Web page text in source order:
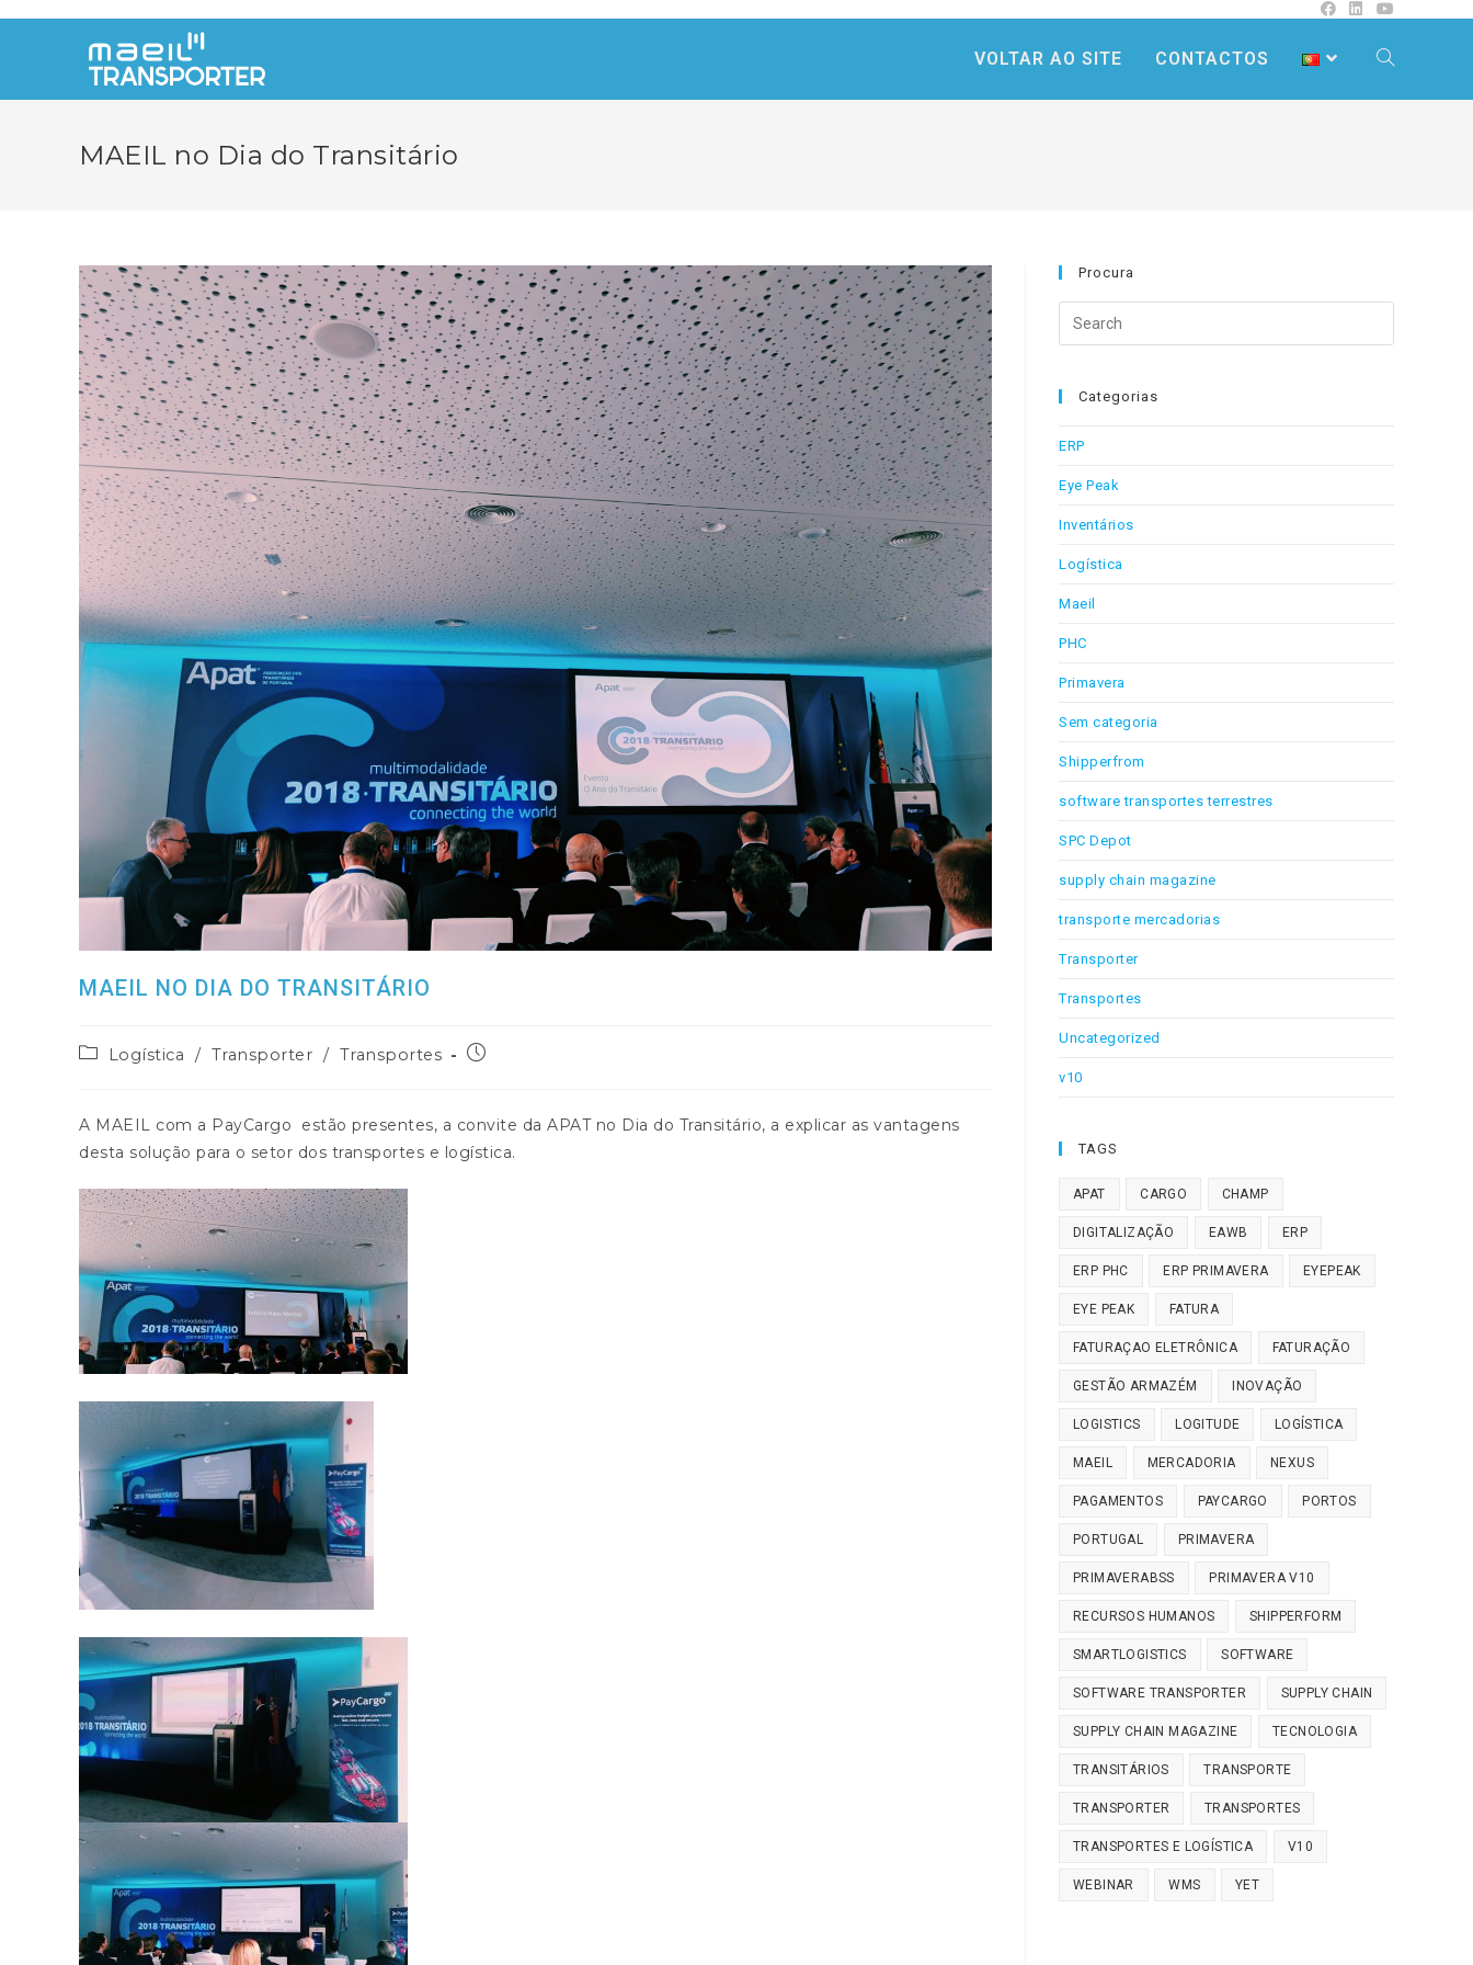
VOLTAR AO SITE CONTACTOS
MAEIL no Dia do Transitário
MAEIL NO DIA DO TRANSITÁRIO
PostLogística / Transporter / Transportes
Post
A MAEIL com a PayCargo estão presentes, a convite da APAT no Dia do Transitário, a explicar as vantagens
desta solução para o setor dos transportes e logística.
Procura
Search
this
Categorias
ERP
Eye Peak
Inventários
Logística
Maeil
PHC
Primavera
Sem categoria
Shipperfrom
software transportes terrestres
SPC Depot
supply chain magazine
transporte mercadorias
Transporter
Transportes
Uncategorized
v10
TAGS
APAT CARGO CHAMP
DIGITALIZAÇÃO EAWB ERP
ERP PHC ERP PRIMAVERA EYEPEAK
EYE PEAK FATURA
FATURAÇAO ELETRÔNICA FATURAÇÃO
GESTÃO ARMAZÉM INOVAÇÃO
LOGISTICS LOGITUDE LOGÍSTICA
MAEIL MERCADORIA NEXUS
PAGAMENTOS PAYCARGO PORTOS
PORTUGAL PRIMAVERA
PRIMAVERABSS PRIMAVERA V10
RECURSOS HUMANOS SHIPPERFORM
SMARTLOGISTICS SOFTWARE
SOFTWARE TRANSPORTER SUPPLY CHAIN
SUPPLY CHAIN MAGAZINE TECNOLOGIA
TRANSITÁRIOS TRANSPORTE
TRANSPORTER TRANSPORTES
TRANSPORTES E LOGÍSTICA V10
WEBINAR WMS YET